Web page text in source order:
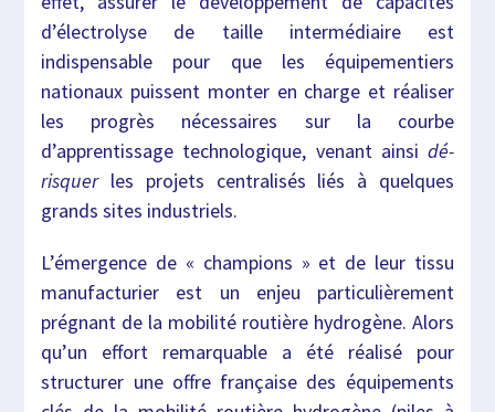
d’électrolyse de taille intermédiaire est
indispensable pour que les équipementiers
nationaux puissent monter en charge et réaliser
les progrès nécessaires sur la courbe
d’apprentissage technologique, venant ainsi dé-
risquerles projets centralisés liés à quelques
grands sites industriels.
L’émergence de « champions » et de leur tissu
manufacturier est un enjeu particulièrement
prégnant de la mobilité routière hydrogène. Alors
qu’un effort remarquable a été réalisé pour
structurer une offre française des équipements